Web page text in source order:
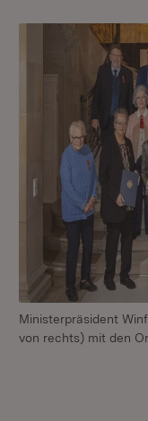
Ministerpräsident
von rechts) mit den